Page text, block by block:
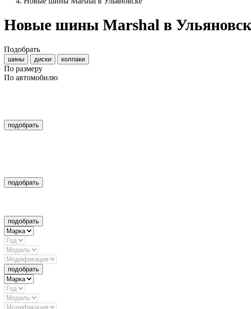
Новые шины Marshal в
Подобрать
шины диски колпаки
По размеру
По автомобилю
подобрать
подобрать
подобрать
подобрать